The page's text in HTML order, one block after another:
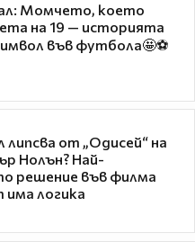
Момчето, което
на 19 — историята
във футбола🤩⚽
липсва от „Одисей“ на
Нолън? Най-
решение във филма
логика